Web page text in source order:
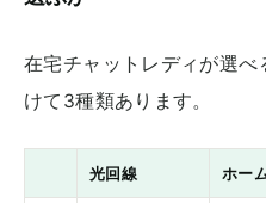
在宅チャットレディが選
けて3種類あります。
光回線 ホー